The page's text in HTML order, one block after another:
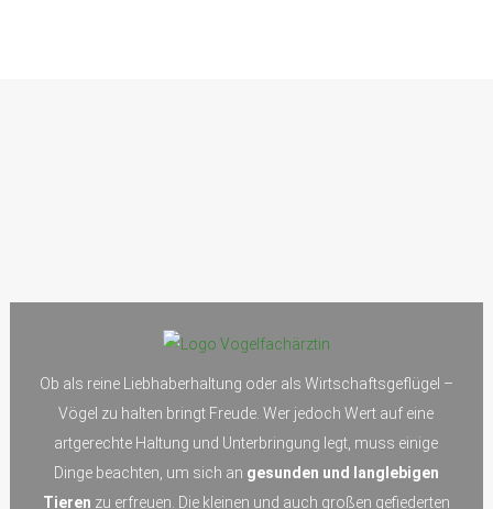
Ob als reine Liebhaberhaltung oder als Wirtschaftsgeflügel –
Vögel zu halten bringt Freude. Wer jedoch Wert auf eine
artgerechte Haltung und Unterbringung legt, muss einige
Dinge beachten, um sich an gesunden und langlebigen
Tieren zu erfreuen. Die kleinen und auch großen gefiederten